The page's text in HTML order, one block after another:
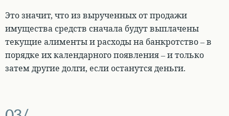
Это значит, что из вырученных от продажи
имущества средств сначала будут выплачены
текущие алименты и расходы на банкротство – в
порядке их календарного появления – и только
затем другие долги, если останутся деньги.